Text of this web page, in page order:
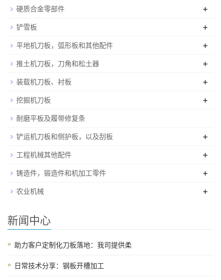
硬质合金零部件 +
铲雪板 +
平地机刀板，弧形板和其他配件 +
推土机刀板，刀角和松土器 +
装载机刀板、衬板 +
挖掘机刀板 +
耐磨平板及履带修复条
铲运机刀板和侧护板，以及刮板
+
工程机械其他配件 +
铸造件，锻造件和机加工零件 +
农业机械 +
新闻中心
助力客户定制化刀板落地：我司提供柔
日常技术分享：钢板开槽加工